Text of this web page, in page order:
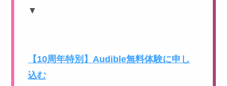
▼
【10周年特別】Audible無料体験に申し
込む